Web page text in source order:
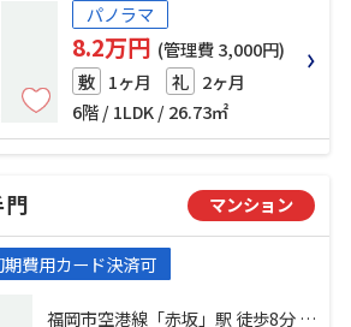
パノラマ
8.2万円 (管理費 3,000円)
敷 1ヶ月 礼 2ヶ月
6階 / 1LDK / 26.73㎡
マンション
期費用カード決済可
福岡市空港線「赤坂」駅 徒歩8分 福